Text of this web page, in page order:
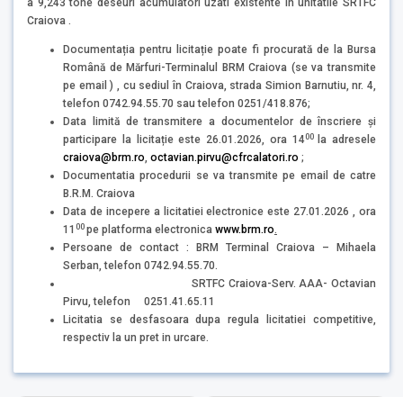
a 9,243 tone deseuri acumulatori uzati existente în unitatile SRTFC
Craiova .
Documentația pentru licitație poate fi procurată de la Bursa
Română de Mărfuri-Terminalul BRM Craiova (se va transmite
pe email ) , cu sediul în Craiova, strada Simion Barnutiu, nr. 4,
telefon 0742.94.55.70 sau telefon 0251/418.876;
Data limită de transmitere a documentelor de înscriere și
participare la licitație este 26.01.2026, ora 1400 la adresele
craiova@brm.ro, octavian.pirvu@cfrcalatori.ro ;
Documentatia procedurii se va transmite pe email de catre
B.R.M. Craiova
Data de incepere a licitatiei electronice este 27.01.2026 , ora
11 00 pe platforma electronica www.brm.ro.
Persoane de contact : BRM Terminal Craiova – Mihaela
Serban, telefon 0742.94.55.70.
SRTFC Craiova-Serv. AAA- Octavian
Pirvu, telefon 0251.41.65.11
Licitatia se desfasoara dupa regula licitatiei competitive,
respectiv la un pret in urcare.